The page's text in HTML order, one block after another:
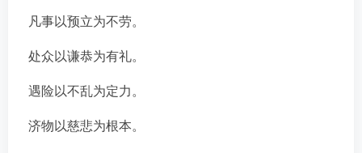
凡事以预立为不劳。
处众以谦恭为有礼。
遇险以不乱为定力。
济物以慈悲为根本。